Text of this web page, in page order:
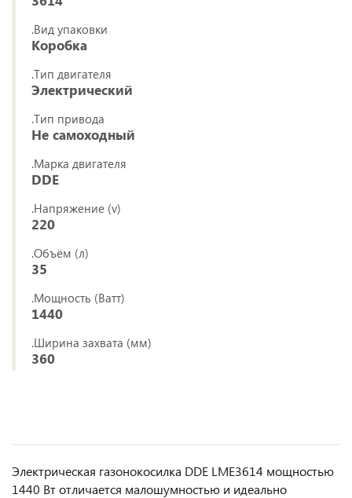
.Вид упаковки
Коробка
.Тип двигателя
Электрический
.Тип привода
Не самоходный
.Марка двигателя
DDE
.Напряжение (v)
220
.Объём (л)
35
.Мощность (Ватт)
1440
.Ширина захвата (мм)
360
Электрическая газонокосилка DDE LME3614 мощностью
1440 Вт отличается малошумностью и идеально